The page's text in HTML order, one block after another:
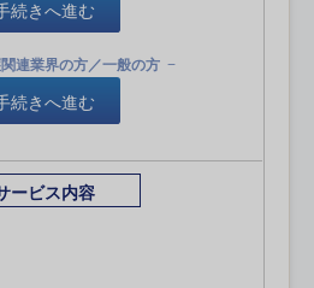
続きへ進む
連業界の方／一般の方
続きへ進む
ービス内容